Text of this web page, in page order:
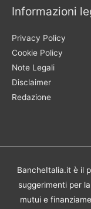
Informazioni
Privacy Policy
Cookie Policy
Note Legali
Disclaimer
Redazione
BancheItalia.it è il
suggerimenti per
mutui e